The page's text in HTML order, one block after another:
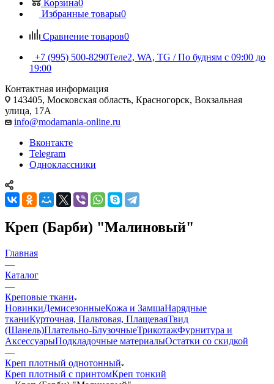
Корзина0
Избранные товары0
Сравнение товаров0
+7 (995) 500-8290Теле2, WA, TG / По будням c 09:00 до
19:00
Контактная информация
143405, Московская область, Красногорск, Вокзальная
улица, 17А
info@modamania-online.ru
Вконтакте
Telegram
Одноклассники
Креп (Барби) "Малиновый"
Главная
—
Каталог
—
Креповые ткани
НовинкиДемисезонныеКожа и ЗамшаНарядные
тканиКурточная, Пальтовая, ПлащеваяТвид
(Шанель)Плательно-БлузочныеТрикотажФурнитура и
АксессуарыПодкладочные материалыОстатки со скидкой
—
Креп плотный однотонный
Креп плотный с принтомКреп тонкий